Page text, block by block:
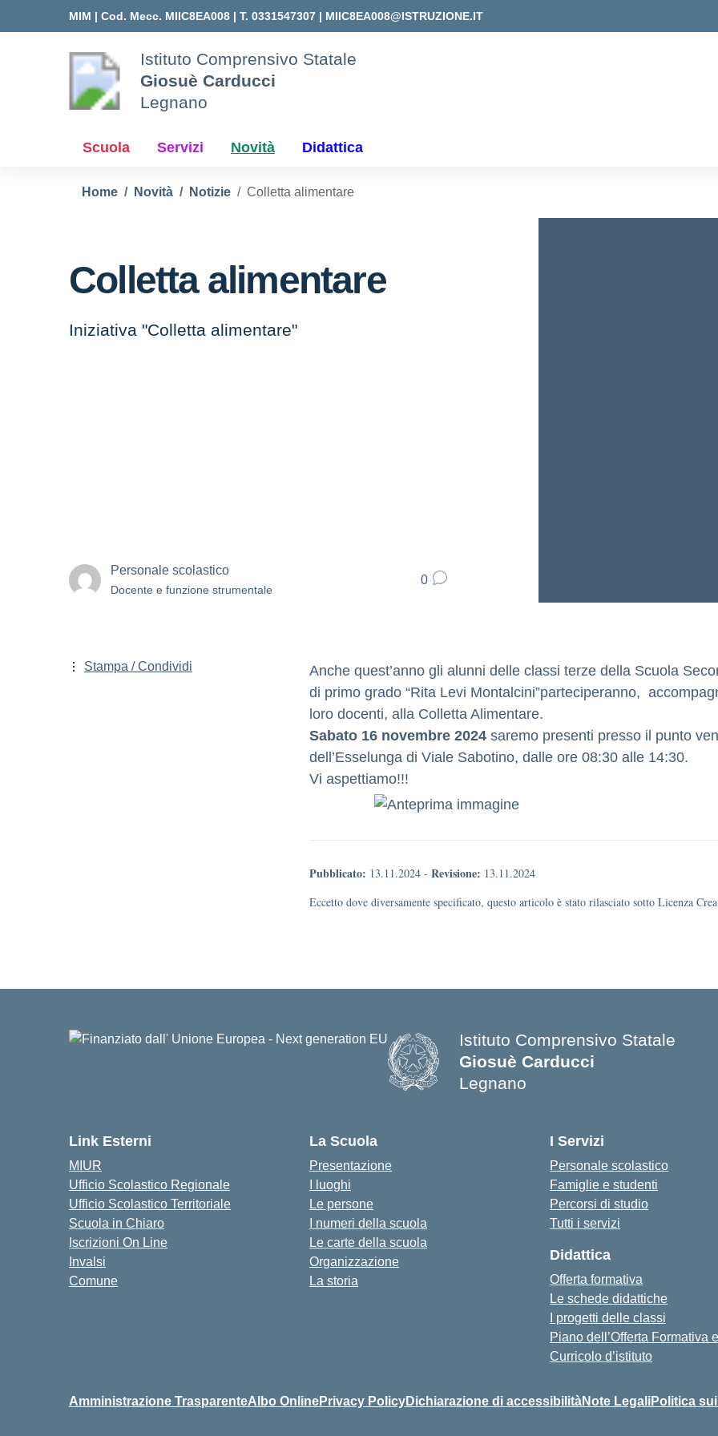
MIM | Cod. Mecc. MIIC8EA008 | T. 0331547307 | MIIC8EA008@ISTRUZIONE.IT
Istituto Comprensivo Statale
Giosuè Carducci
Legnano
Scuola Servizi Novità Didattica
Home Novità Notizie Colletta alimentare
Colletta alimentare
Iniziativa "Colletta alimentare"
Personale scolastico
Docente e funzione strumentale
0
Anche quest’anno gli alunni delle classi terze della Scuola
di primo grado “Rita Levi Montalcini”parteciperanno,
loro docenti, alla Colletta Alimentare.
Sabato 16 novembre 2024 saremo presenti presso il punto
dell’Esselunga di Viale Sabotino, dalle ore 08:30 alle 14:30.
Vi aspettiamo!!!
Pubblicato: 13.11.2024 - Revisione: 13.11.2024
Eccetto dove diversamente specificato, questo articolo è stato rilasciato sotto Licenza
Stampa / Condividi
Istituto Comprensivo Statale
Giosuè Carducci
Legnano
Link Esterni
MIUR
Ufficio Scolastico Regionale
Ufficio Scolastico Territoriale
Scuola in Chiaro
Iscrizioni On Line
Invalsi
Comune
La Scuola
Presentazione
I luoghi
Le persone
I numeri della scuola
Le carte della scuola
Organizzazione
La storia
I Servizi
Personale scolastico
Famiglie e studenti
Percorsi di studio
Tutti i servizi
Didattica
Offerta formativa
Le schede didattiche
I progetti delle classi
Piano dell’Offerta Formativa
Curricolo d’istituto
Amministrazione TrasparenteAlbo OnlinePrivacy PolicyDichiarazione di accessibilitàNote LegaliPolitica